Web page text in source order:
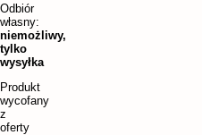
Odbiór
własny:
niemożliwy,
tylko
wysyłka
Produkt
wycofany
z
oferty